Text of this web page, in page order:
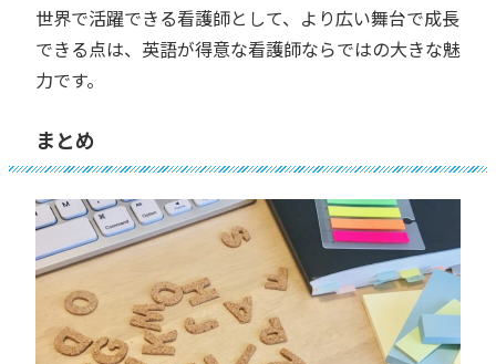
世界で活躍できる看護師として、より広い舞台で成長
できる点は、英語が得意な看護師ならではの大きな魅
力です。
まとめ